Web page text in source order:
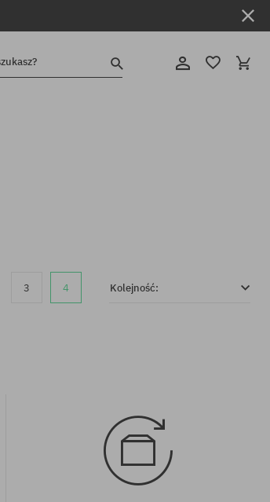
3 4 Kolejność: